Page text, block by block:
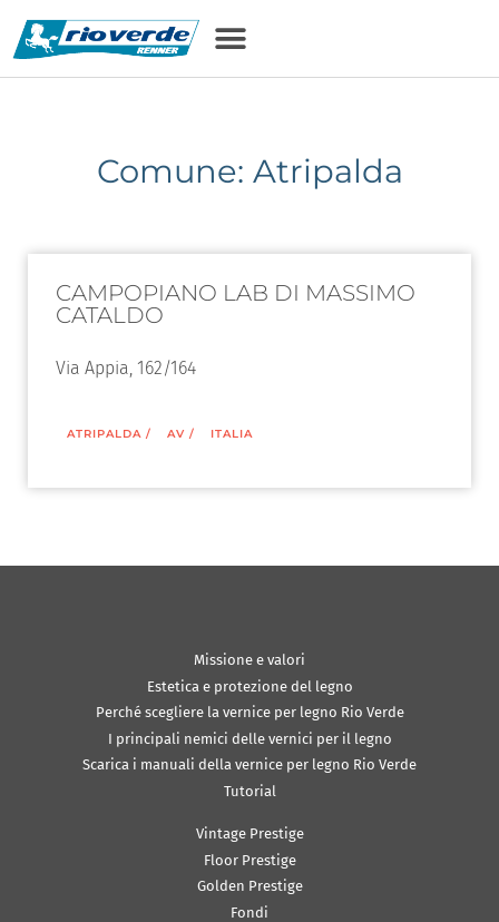
Comune: Atripalda
CAMPOPIANO LAB DI MASSIMO
CATALDO
Via Appia, 162/164
ATRIPALDA / AV / ITALIA
Missione e valori
Estetica e protezione del legno
Perché scegliere la vernice per legno Rio Verde
I principali nemici delle vernici per il legno
Scarica i manuali della vernice per legno Rio Verde
Tutorial
Vintage Prestige
Floor Prestige
Golden Prestige
Fondi